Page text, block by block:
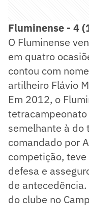
Fluminense - 4
O Fluminense
em quatro
contou com
artilheiro Flávio
Em 2012, o
semelhante à do
comandado por
competição,
defesa e
de
do clube no